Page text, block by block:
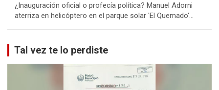
¿Inauguración oficial o profecía política? Manuel Adorni
aterriza en helicóptero en el parque solar 'El Quemado'…
Tal vez te lo perdiste